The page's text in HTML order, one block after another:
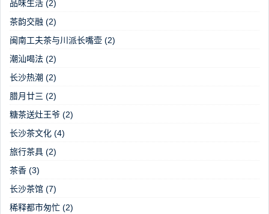
品味生活 (2)
茶韵交融 (2)
闽南工夫茶与川派长嘴壶 (2)
潮汕喝法 (2)
长沙热潮 (2)
腊月廿三 (2)
糖茶送灶王爷 (2)
长沙茶文化 (4)
旅行茶具 (2)
茶香 (3)
长沙茶馆 (7)
稀释都市匆忙 (2)